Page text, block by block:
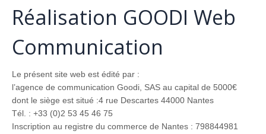
Réalisation GOODI Web
Communication
Le présent site web est édité par :
l’agence de communication Goodi, SAS au capital de 5000€
dont le siège est situé :4 rue Descartes 44000 Nantes
Tél. : +33 (0)2 53 45 46 75
Inscription au registre du commerce de Nantes : 798844981